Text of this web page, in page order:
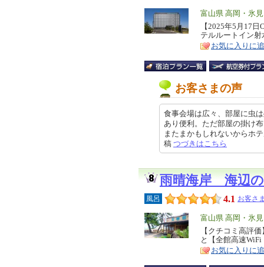
エ
リ
ア
富山県 高岡・氷
特
徴
【2025年5月17
テルルートイン射
お気に入りに
お客さまの声
食事会場は広々、部屋に虫
あり便利。ただ部屋の掛け
またまかもしれないからホ
稿 つづきはこちら
雨晴海岸 海辺
風呂 4.1 お客さ
エ
リ
ア
富山県 高岡・氷
特
徴
【クチコミ高評
と【全館高速
お気に入りに